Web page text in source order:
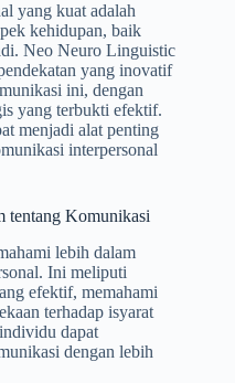
yang kuat adalah
kehidupan, baik
Neo Neuro Linguistic
yang inovatif
ini, dengan
yang terbukti efektif.
menjadi alat penting
interpersonal
tentang Komunikasi
lebih dalam
Ini meliputi
efektif, memahami
terhadap isyarat
dapat
dengan lebih